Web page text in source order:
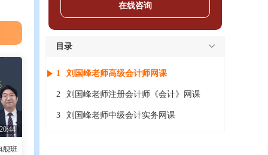
20:44
舰班
在线咨询
目录
1 刘国峰老师高级会计师网课
2 刘国峰老师注册会计师《会计》网课
3 刘国峰老师中级会计实务网课